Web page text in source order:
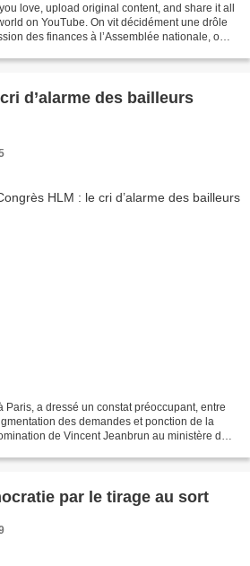
love, upload original content, and share it all
on YouTube. On vit décidément une drôle
des finances à l’Assemblée nationale, on a
d’alarme des bailleurs
Paris, a dressé un constat préoccupant, entre
des demandes et ponction de la
de Vincent Jeanbrun au ministère du
par le tirage au sort